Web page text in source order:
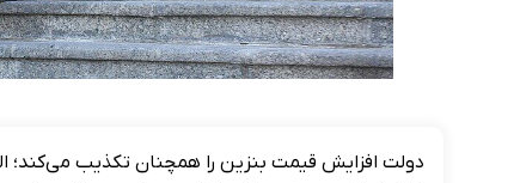
دولت افزایش قیمت بنزین را همچنان تکذیب می‌کند؛